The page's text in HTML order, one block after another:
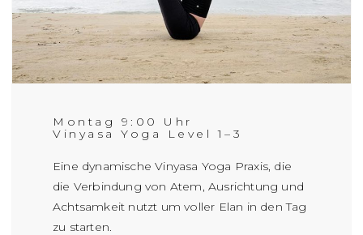
Montag 9:00 Uhr
Vinyasa Yoga Level 1–3
Eine dynamische Vinyasa Yoga Praxis, die
die Verbindung von Atem, Ausrichtung und
Achtsamkeit nutzt um voller Elan in den Tag
zu starten.